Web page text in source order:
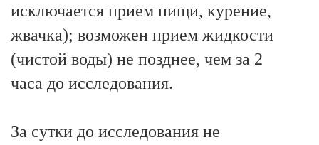
исключается прием пищи, курение,
жвачка); возможен прием жидкости
(чистой воды) не позднее, чем за 2
часа до исследования.
За сутки до исследования не